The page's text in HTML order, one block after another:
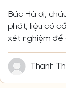
Bác Hà ơi,
phát, liệu có
xét nghiệm để
Thanh